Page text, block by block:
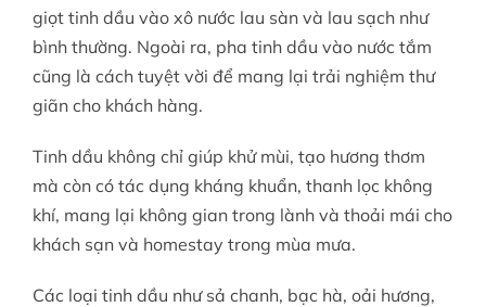
giọt tinh dầu vào xô nước lau sàn và lau sạch như
bình thường. Ngoài ra, pha tinh dầu vào nước tắm
cũng là cách tuyệt vời để mang lại trải nghiệm thư
giãn cho khách hàng.
Tinh dầu không chỉ giúp khử mùi, tạo hương thơm
mà còn có tác dụng kháng khuẩn, thanh lọc không
khí, mang lại không gian trong lành và thoải mái cho
khách sạn và homestay trong mùa mưa.
Các loại tinh dầu như sả chanh, bạc hà, oải hương,